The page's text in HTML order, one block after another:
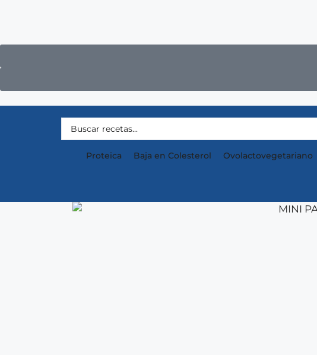
Proteica Baja en Colesterol Ovolactovegetariano